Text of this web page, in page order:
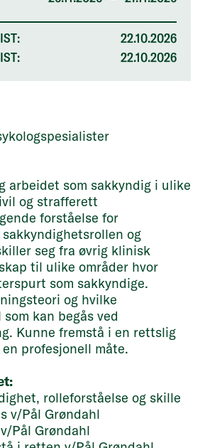
22.10.2026
22.10.2026
arbeidet som sakkyndig i ulike
og strafferett
forståelse for
og
seg fra øvrig klinisk
til ulike områder hvor
som sakkyndige.
og hvilke
kan begås ved
Kunne fremstå i en rettslig
profesjonell måte.
rolleforståelse og skille
v/Pål Grøndahl
Pål Grøndahl